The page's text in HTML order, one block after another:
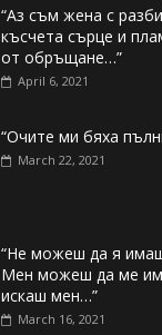
“Аз съм жена с
късчета сърце и
от обръщане…”
April 6, 2021
“Очите ми бяха
March 22, 2021
“Не можеш да я
Мен можеш да ме
искаш мен…”
March 16, 2021